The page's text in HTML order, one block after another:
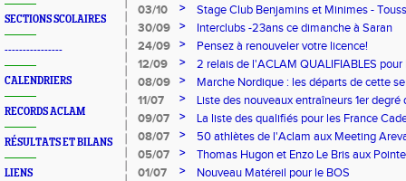
SECTIONS SCOLAIRES
----------------
CALENDRIERS
RECORDS ACLAM
RÉSULTATS ET BILANS
LIENS
03/10
>
Stage Club Benjamins et Minimes -
30/09
>
Interclubs -23ans ce dimanche à Saran
24/09
>
Pensez à renouveler votre licence!
12/09
>
2 relais de l'ACLAM QUALIFIABLES
relais
08/09 >
Marche Nordique : les départs de cette
11/07
>
Liste des nouveaux entraîneurs 1er degré
09/07
>
La liste des qualifiés pour les France
paraître
08/07 >
50 athlètes de l'Aclam aux Meeting
05/07
>
Thomas Hugon et Enzo Le Bris aux
01/07
>
Nouveau Matéreil pour le BOS